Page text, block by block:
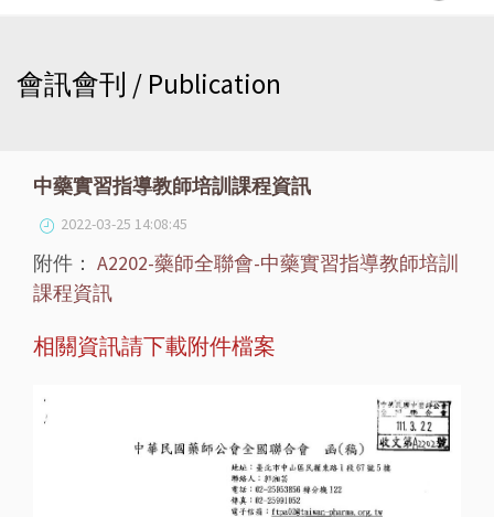
會訊會刊 / Publication
中藥實習指導教師培訓課程資訊
2022-03-25 14:08:45
附件： A2202-藥師全聯會-中藥實習指導教師培訓
課程資訊
相關資訊請下載附件檔案